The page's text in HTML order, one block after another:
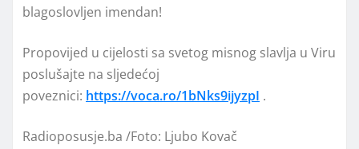
blagoslovljen imendan!
Propovijed u cijelosti sa svetog misnog slavlja u Viru
poslušajte na sljedećoj
poveznici: https://voca.ro/1bNks9ijyzpI .
Radioposusje.ba /Foto: Ljubo Kovač